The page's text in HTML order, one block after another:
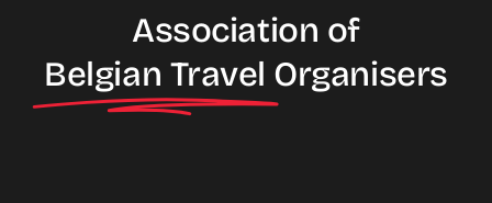
Association of
Belgian Travel Organisers